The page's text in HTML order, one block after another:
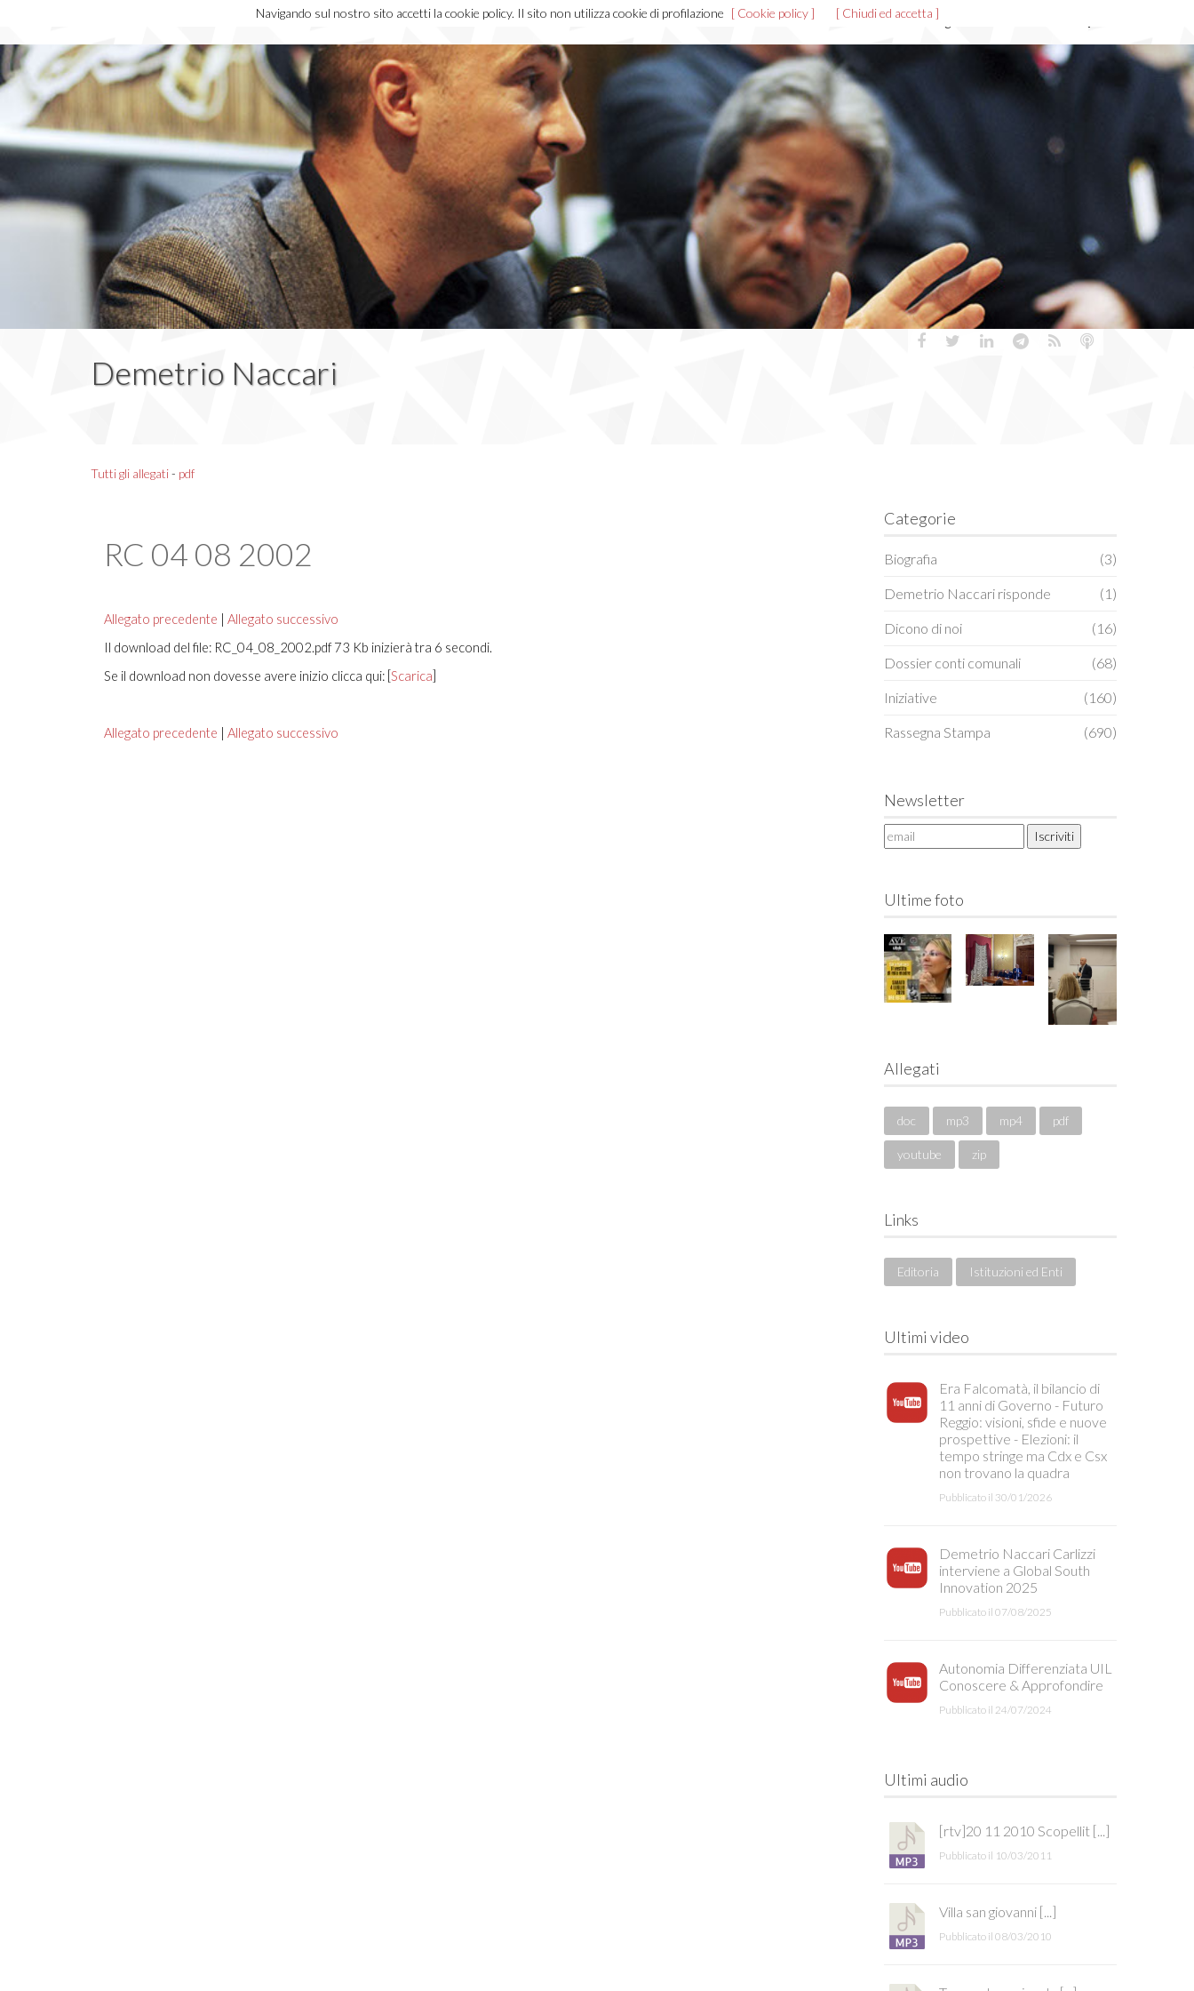
Home Chi sono News ed eventi Allegati
Demetrio Naccari
Tutti gli allegati- pdf
RC 04 08 2002
Allegato precedente | Allegato successivo
Il download del file: RC_04_08_2002.pdf 73 Kb inizierà tra 6 secondi.
Se il download non dovesse avere inizio clicca qui: [Scarica]
Allegato precedente | Allegato successivo
Categorie
Biografia (3)
Demetrio Naccari risponde (1)
Dicono di noi (16)
Dossier conti comunali (68)
Iniziative (160)
Rassegna Stampa (690)
Newsletter
Ultime foto
Allegati
doc mp3 mp4 pdf
youtube zip
Links
Editoria Istituzioni ed Enti
Ultimi video
Era Falcomatà, il bilancio di
11 anni di Governo - Futuro
Reggio: visioni, sfide e nuove
prospettive - Elezioni: il
tempo stringe ma Cdx e Csx
non trovano la quadra
Pubblicato il 30/01/2026
Demetrio Naccari Carlizzi
interviene a Global South
Innovation 2025
Pubblicato il 07/08/2025
Autonomia Differenziata UIL
Conoscere & Approfondire
Pubblicato il 24/07/2024
Ultimi audio
[rtv]20 11 2010 Scopellit [...]
Pubblicato il 10/03/2011
Villa san giovanni [...]
Pubblicato il 08/03/2010
Navigando sul nostro sito accetti la cookie policy. Il sito non utilizza cookie di profilazione [ Cookie policy ] [ Chiudi ed accetta ]